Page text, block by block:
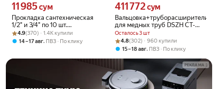
Прокладка сантехническая
1/2" и 3/4" по 10 шт.
прозрачные, материал
изготовления пвх
Цена 11985 сум вместо
11 985сум
Рейтинг товара: 4.9 из 5
Оценок: (370) · 1.4K купили
4.9(370) · 1.4K купили
14 – 17 авг, ПВЗ По клику
Вальцовка+труборасширители
для медных труб DSZH CT-
275-L, 1/4 - 3/4
Осталось 3 шт
Цена 411772 сум вместо
411 772сум
Рейтинг товара: 4.8 из 5
Оценок: (302) · 960 купили
4.8(302) · 960 купили
15 – 18 авг, ПВЗ По клику
РЕКЛАМА